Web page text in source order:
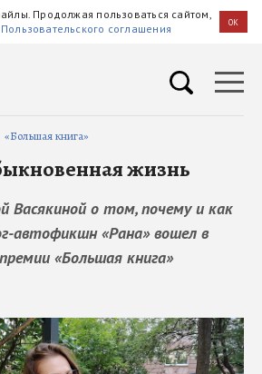
Продолжая пользоваться сайтом,
Пользовательского соглашения OK
«Большая книга»
жизнь
Васякиной о том, почему и как
автофикшн «Рана» вошел в
«Большая книга»